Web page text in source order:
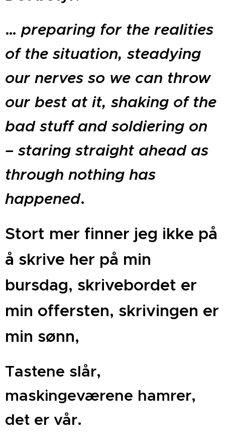
… preparing for the realities
of the situation, steadying
our nerves so we can throw
our best at it, shaking of the
bad stuff and soldiering on
– staring straight ahead as
through nothing has
happened.
Stort mer finner jeg ikke på
å skrive her på min
bursdag, skrivebordet er
min offersten, skrivingen er
min sønn,
Tastene slår,
maskingeværene hamrer,
det er vår.